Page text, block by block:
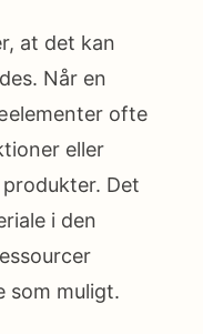
at det kan
Når en
ofte
eller
Det
i den
som muligt.